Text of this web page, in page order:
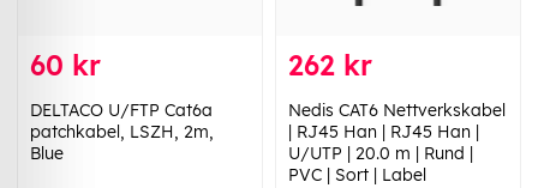
60 kr
DELTACO U/FTP Cat6a
patchkabel, LSZH, 2m,
Blue
262 kr
Nedis CAT6 Nettverkskabel
| RJ45 Han | RJ45 Han |
U/UTP | 20.0 m | Rund |
PVC | Sort | Label